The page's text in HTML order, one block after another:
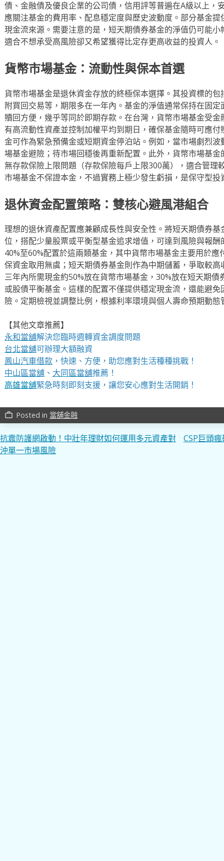
債、金融債及優良企業的公司債，信用評等普遍在A級以上，
應關注基金的費用率、配息穩定度與歷史波動度。部分基金
現金流來源。需要注意的是，短天期債券基金的淨值仍可能
適合不想承受高風險卻又希望獲得比定存更高收益的投資人。
貨幣市場基金：流動性與保本首選
貨幣市場基金是退休資金存放的終極保本選擇。其投資標的
附買回交易等，期限多在一年內。基金的淨值通常保持在固
贖回方便，幾乎等同於即期存款。在台灣，貨幣市場基金受
有高流動性資產並控制加權平均到期日，確保基金隨時可應
金可作為緊急預備金或短期資金停泊站。例如，當市場劇烈
場基金避險；待市場回穩後再重新配置。此外，貨幣市場基
無存款保險上限問題（存款保險每戶上限300萬），適合管理
市場基金不保證本金，不過實務上極少發生虧損，是保守型投
退休資金配置策略：雙核心避風港組合
理想的退休資產配置應兼顧成長性與安全性。將短天期債券
位，搭配少量股票或平衡型基金追求增值，可達到風險與報
40%至60%配置於這兩類基金，其中貨幣市場基金主要用於
保資金取用無虞；短天期債券基金則作為中期儲蓄，爭取較
三年內所需現金約50%放在貨幣市場基金，30%放在短天期
或股債平衡基金。這樣的配置不僅提供穩定現金流，還能避
險。定期檢視並調整比例，根據利率環境與個人壽命預期動
【其他文章推薦】
永和當舖解決您臨時週轉資金調度問題
台北當舖可辦理大額融資
鳳山汽車借款，快速、方便，助您應對生活種種挑戰！
中山區當舖、 大同區當舖推薦！
高雄當舖緊急時刻即刻支援，讓您安心應對生活開銷！
work_outline Posted in 當舖金融
文
章
抗震防護網啟動！中壯年理財如何運用多元資產對
沖單一市場風險
CSP巨頭